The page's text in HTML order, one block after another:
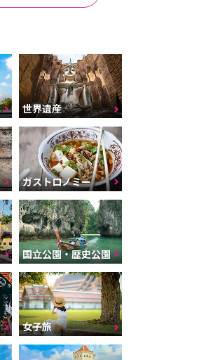
世界遺産
ガストロノミー
国立公園・歴史公園
女子旅